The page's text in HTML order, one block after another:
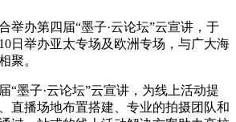
举办第四届“墨子·云论坛”云宣讲，于
日举办亚太专场及欧洲专场，与广大海
聚。
“墨子·云论坛”云宣讲，为线上活动提
直播场地布置搭建、专业的拍摄团队和